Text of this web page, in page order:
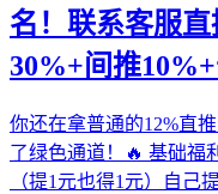
名！联系客服
30%+间推
你还在拿普通的12%直
了绿色通道！🔥 基础福
（提1元也得1元）自己